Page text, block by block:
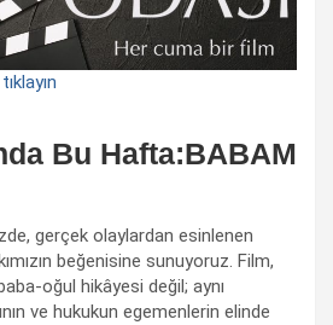
Bu Hafta:BABAM
gerçek olaylardan esinlenen
beğenisine sunuyoruz. Film,
oğul hikâyesi değil; aynı
ve hukukun egemenlerin elinde